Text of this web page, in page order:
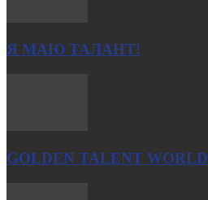
Я МАЮ ТАЛАНТ!
GOLDEN TALENT WORLD